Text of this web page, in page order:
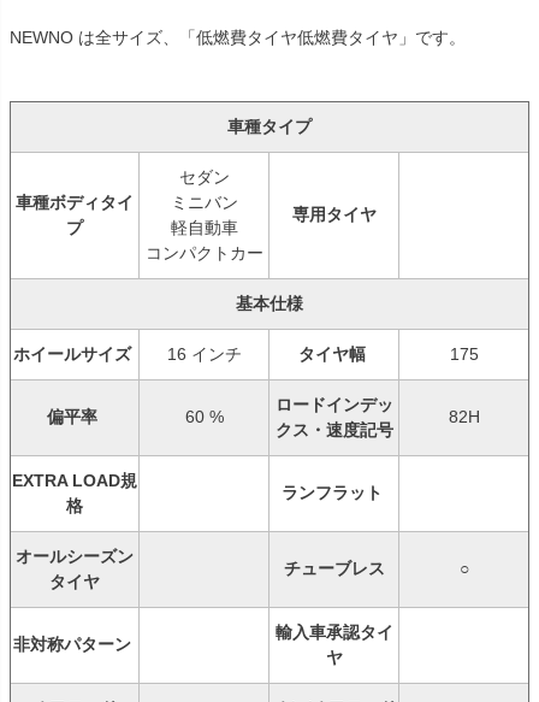
NEWNO は全サイズ、「低燃費タイヤ低燃費タイヤ」です。
車種タイプ
車種ボディタイ
プ
セダン
ミニバン
軽自動車
コンパクトカー
専用タイヤ
基本仕様
ホイールサイズ 16 インチ タイヤ幅 175
偏平率 60 %
ロードインデッ
クス・速度記号
82H
EXTRA LOAD規
格
ランフラット
オールシーズン
タイヤ
チューブレス ○
非対称パターン
輸入車承認タイ
ヤ